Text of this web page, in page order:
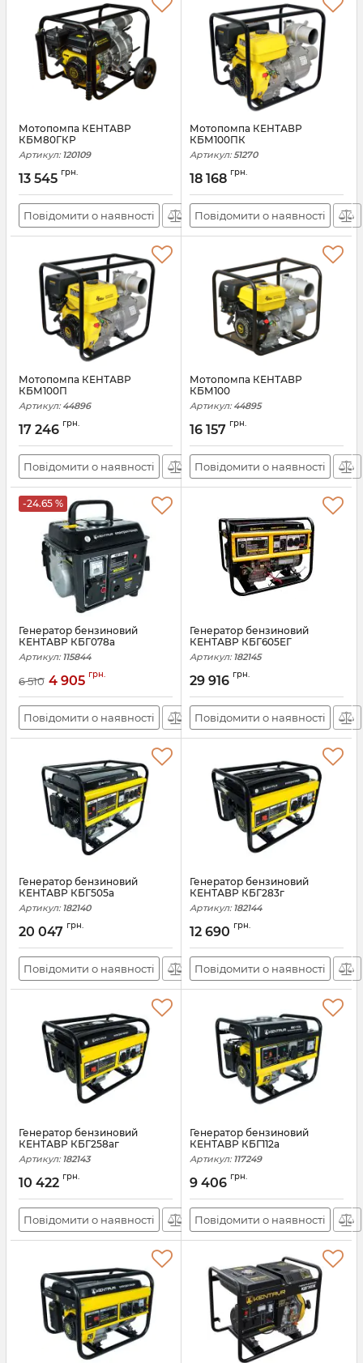
Мотопомпа КЕНТАВР
КБМ80ГКР
Артикул: 120109
13 545 грн.
Повідомити о наявності
Мотопомпа КЕНТАВР
КБМ100ПК
Артикул: 51270
18 168 грн.
Повідомити о наявності
Мотопомпа КЕНТАВР
КБМ100П
Артикул: 44896
17 246 грн.
Повідомити о наявності
Мотопомпа КЕНТАВР
КБМ100
Артикул: 44895
16 157 грн.
Повідомити о наявності
-24.65 %
Генератор бензиновий
КЕНТАВР КБГ078а
Артикул: 115844
6 510 4 905 грн.
Повідомити о наявності
Генератор бензиновий
КЕНТАВР КБГ605ЕГ
Артикул: 182145
29 916 грн.
Повідомити о наявності
Генератор бензиновий
КЕНТАВР КБГ505а
Артикул: 182140
20 047 грн.
Повідомити о наявності
Генератор бензиновий
КЕНТАВР КБГ283г
Артикул: 182144
12 690 грн.
Повідомити о наявності
Генератор бензиновий
КЕНТАВР КБГ258аг
Артикул: 182143
10 422 грн.
Повідомити о наявності
Генератор бензиновий
КЕНТАВР КБГ112а
Артикул: 117249
9 406 грн.
Повідомити о наявності